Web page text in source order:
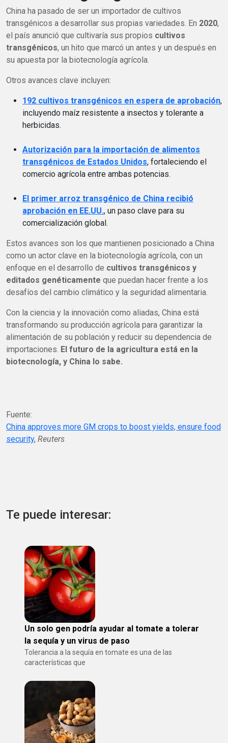
China ha pasado de ser un importador de cultivos
transgénicos a desarrollar sus propias variedades. En 2020,
el país anunció que cultivaría sus propios cultivos
transgénicos, un hito que marcó un antes y un después en
su apuesta por la biotecnología agrícola.
Otros avances clave incluyen:
192 cultivos transgénicos en espera de aprobación,
incluyendo maíz resistente a insectos y tolerante a
herbicidas.
Autorización para la importación de alimentos
transgénicos de Estados Unidos, fortaleciendo el
comercio agrícola entre ambas potencias.
El primer arroz transgénico de China recibió
aprobación en EE.UU., un paso clave para su
comercialización global.
Estos avances son los que mantienen posicionado a China
como un actor clave en la biotecnología agrícola, con un
enfoque en el desarrollo de cultivos transgénicos y
editados genéticamente que puedan hacer frente a los
desafíos del cambio climático y la seguridad alimentaria.
Con la ciencia y la innovación como aliadas, China está
transformando su producción agrícola para garantizar la
alimentación de su población y reducir su dependencia de
importaciones. El futuro de la agricultura está en la
biotecnología, y China lo sabe.
Fuente:
China approves more GM crops to boost yields, ensure food
security, Reuters
Te puede interesar:
Un solo gen podría ayudar al tomate a tolerar
la sequía y un virus de paso
Tolerancia a la sequía en tomate es una de las
características que